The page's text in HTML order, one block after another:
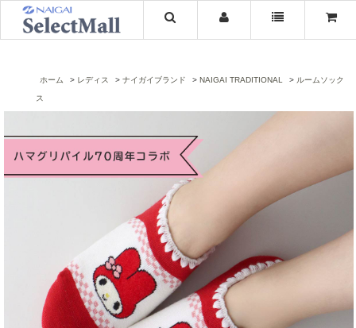
ホーム レディス ナイガイブランド NAIGAI TRADITIONAL ルームソック
ス